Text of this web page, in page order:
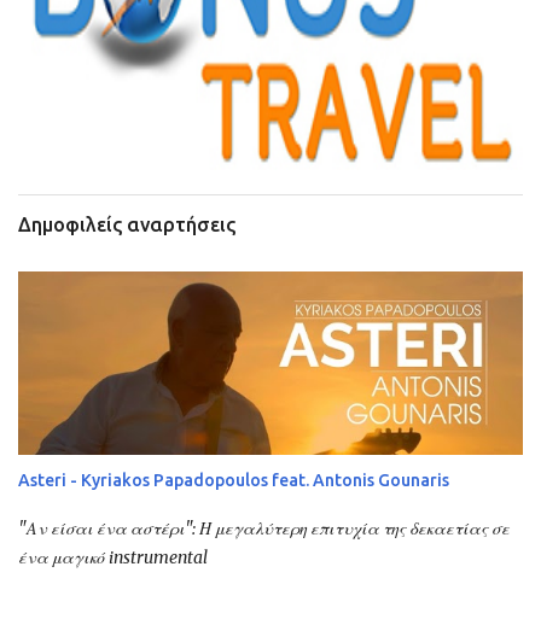
Δημοφιλείς αναρτήσεις
Asteri - Kyriakos Papadopoulos feat. Antonis Gounaris
"Αν είσαι ένα αστέρι": Η μεγαλύτερη επιτυχία της δεκαετίας σε
ένα μαγικό instrumental